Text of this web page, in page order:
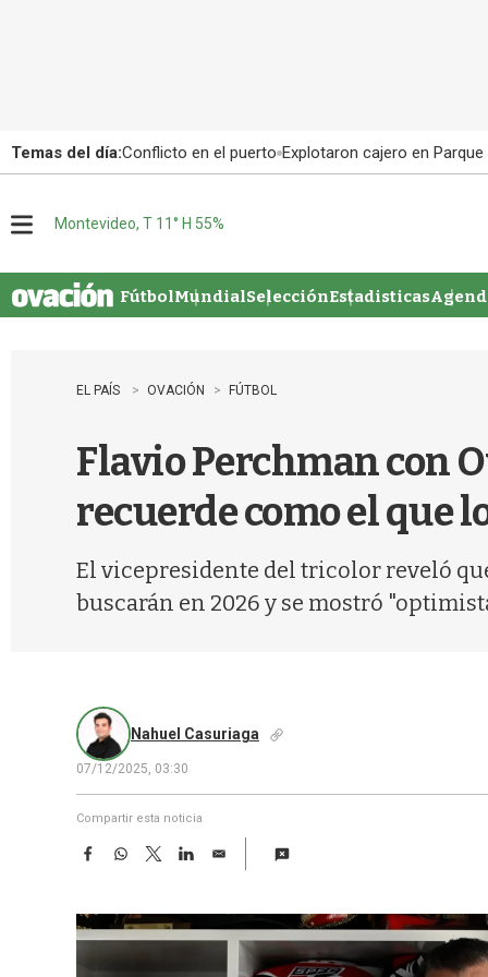
Temas del día:Conflicto en el puerto Explotaron cajero en
u
Montevideo, T 11° H 55%
FútbolMundialSelecciónEstadisticas
EL PAÍS OVACIÓN FÚTBOL
Flavio Perchman con
recuerde como el que
El vicepresidente del tricolor reveló
buscarán en 2026 y se mostró
Nahuel Casuriaga
07/12/2025, 03:30
Compartir esta noticia
F
e
b
o
W
t
s
A
T
w
t
t
L
k
e
E
i
l